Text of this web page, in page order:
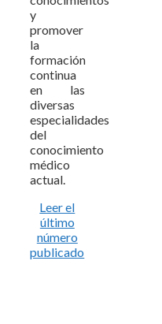
y
promover
la
formación
continua
en las
diversas
especialidades
del
conocimiento
médico
actual.
Leer el
último
número
publicado